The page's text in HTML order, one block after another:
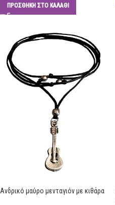
ΠΡΟΣΘΉΚΗ ΣΤΟ ΚΑΛΆΘΙ
Ανδρικό μαύρο μενταγιόν με κιθάρα